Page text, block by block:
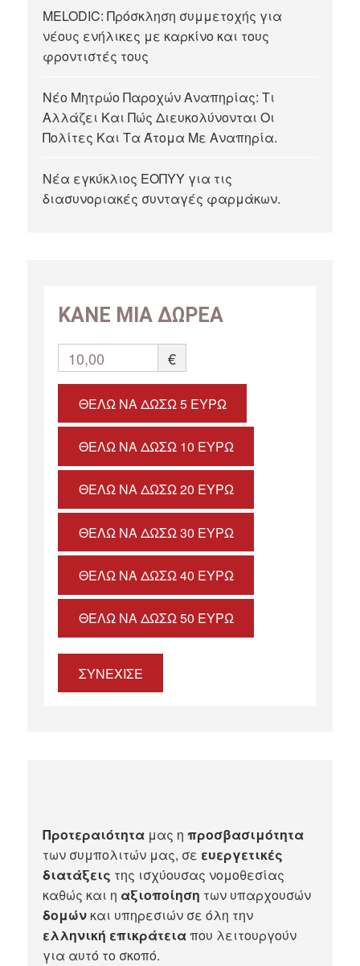
MELODIC: Πρόσκληση συμμετοχής για
νέους ενήλικες με καρκίνο και τους
φροντιστές τους
Νέο Μητρώο Παροχών Αναπηρίας: Τι
Αλλάζει Και Πώς Διευκολύνονται Οι
Πολίτες Και Τα Άτομα Με Αναπηρία.
Νέα εγκύκλιος ΕΟΠΥΥ για τις
διασυνοριακές συνταγές φαρμάκων.
ΚΑΝΕ ΜΙΑ ΔΩΡΕΑ
10,00 €
ΘΈΛΩ ΝΑ ΔΏΣΩ 5 ΕΥΡΏ
ΘΈΛΩ ΝΑ ΔΏΣΩ 10 ΕΥΡΏ
ΘΈΛΩ ΝΑ ΔΏΣΩ 20 ΕΥΡΏ
ΘΈΛΩ ΝΑ ΔΏΣΩ 30 ΕΥΡΏ
ΘΈΛΩ ΝΑ ΔΏΣΩ 40 ΕΥΡΏ
ΘΈΛΩ ΝΑ ΔΏΣΩ 50 ΕΥΡΏ
ΣΥΝΕΧΙΣΕ
Προτεραιότητα μας ηπροσβασιμότητα
των συμπολιτών μας, σε ευεργετικές
διατάξεις της ισχύουσας νομοθεσίας
καθώς και η αξιοποίηση των υπαρχουσών
δομών και υπηρεσιών σε όλη την
ελληνική επικράτειαπου λειτουργούν
για αυτό το σκοπό.​